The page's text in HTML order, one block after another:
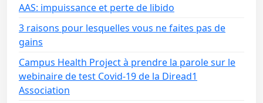
AAS: impuissance et perte de libido
3 raisons pour lesquelles vous ne faites pas de
gains
Campus Health Project à prendre la parole sur le
webinaire de test Covid-19 de la Diread1
Association